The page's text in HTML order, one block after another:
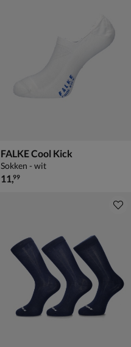
FALKE Cool Kick
Sokken - wit
€ 11,99
11,99